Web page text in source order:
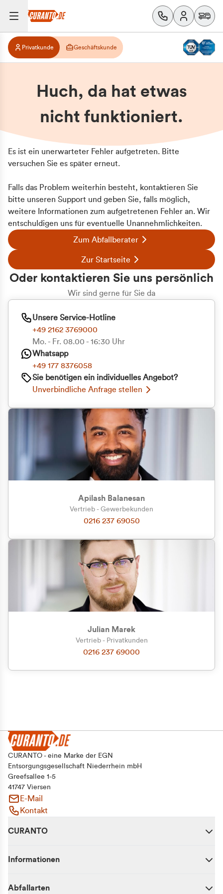
Zu welcher Kundengruppe
gehören Sie?
Privatkunde (inkl. MwSt.)
Geschäftskunde (exkl. MwSt.)
Privatkunde Geschäftskunde
Huch, da hat etwas
nicht funktioniert.
Es ist ein unerwarteter Fehler aufgetreten. Bitte
versuchen Sie es später erneut.
Falls das Problem weiterhin besteht, kontaktieren Sie
bitte unseren Support und geben Sie, falls möglich,
weitere Informationen zum aufgetretenen Fehler an. Wir
entschuldigen uns für eventuelle Unannehmlichkeiten.
Zum Abfallberater
Zur Startseite
Oder kontaktieren Sie uns persönlich
Wir sind gerne für Sie da
Unsere Service-Hotline
+49 2162 3769000
Mo. - Fr. 08.00 - 16:30 Uhr
Whatsapp
+49 177 8376058
Sie benötigen ein individuelles Angebot?
Unverbindliche Anfrage stellen
Apilash Balanesan
Vertrieb - Gewerbekunden
0216 237 69050
Julian Marek
Vertrieb - Privatkunden
0216 237 69000
CURANTO - eine Marke der EGN
Entsorgungsgesellschaft Niederrhein mbH
Greefsallee 1-5
41747 Viersen
E-Mail
Kontakt
CURANTO
Informationen
Abfallarten